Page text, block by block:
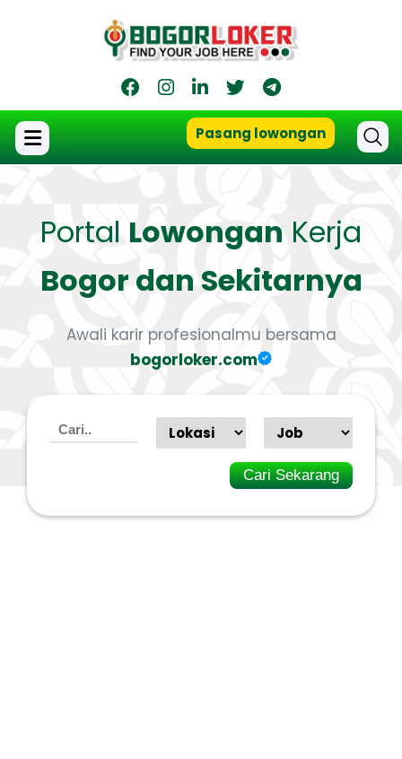
Pasang lowongan
Portal Lowongan Kerja
Bogor dan Sekitarnya
Awali karir profesionalmu bersama
bogorloker.com
Cari Sekarang